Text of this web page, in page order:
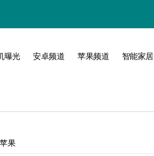
曝光 安卓频道 苹果频道 智能家居
果